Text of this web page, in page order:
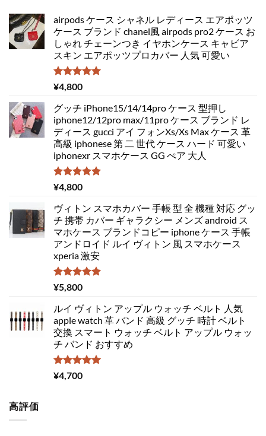
airpods ケース シャネル レディース エアポッツ
ケース ブランド chanel風 airpods pro2 ケース お
しゃれ チェーンつき イヤホンケース キャビア
スキン エアポッツプロカバー 人気 可愛い
5段階中
5.00
¥4,800
グッチ iPhone15/14/14pro ケース 型押し
iphone12/12pro max/11pro ケース ブランド レ
ディース gucci アイ フォンXs/Xs Max ケース 革
高級 iphonese 第 二 世代 ケース ハード 可愛い
iphonexr スマホケース GG ぺア 大人
5段階中
5.00
¥4,800
ヴィトン スマホカバー 手帳 型 全 機種 対応 グッ
チ 携帯 カバー ギャラクシー メンズ android ス
マホケース ブランドコピー iphone ケース 手帳
アンドロイド ルイ ヴィトン 風 スマホケース
xperia 激安
5段階中
5.00
¥5,800
ルイ ヴィトン アップル ウォッチ ベルト 人気
apple watch 革 バンド 高級 グッチ 時計 ベルト
交換 スマート ウォッチ ベルト アップル ウォッ
チ バンド おすすめ
5段階中
5.00
¥4,700
高評価